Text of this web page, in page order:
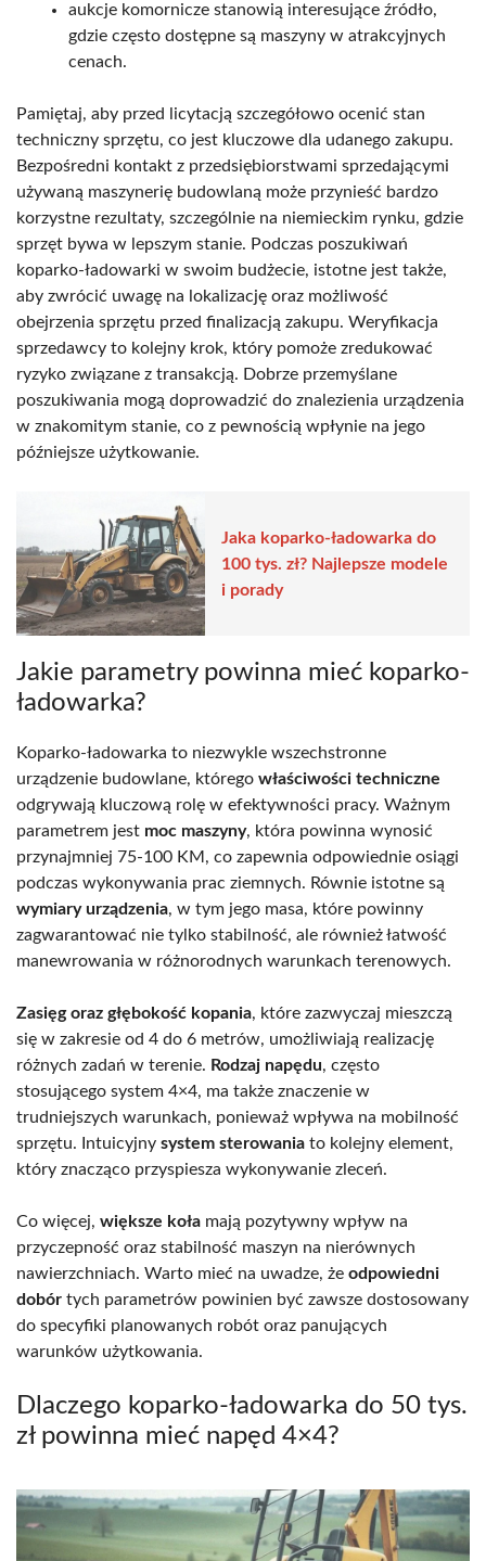
aukcje komornicze stanowią interesujące źródło,
gdzie często dostępne są maszyny w atrakcyjnych
cenach.
Pamiętaj, aby przed licytacją szczegółowo ocenić stan
techniczny sprzętu, co jest kluczowe dla udanego zakupu.
Bezpośredni kontakt z przedsiębiorstwami sprzedającymi
używaną maszynerię budowlaną może przynieść bardzo
korzystne rezultaty, szczególnie na niemieckim rynku, gdzie
sprzęt bywa w lepszym stanie. Podczas poszukiwań
koparko-ładowarki w swoim budżecie, istotne jest także,
aby zwrócić uwagę na lokalizację oraz możliwość
obejrzenia sprzętu przed finalizacją zakupu. Weryfikacja
sprzedawcy to kolejny krok, który pomoże zredukować
ryzyko związane z transakcją. Dobrze przemyślane
poszukiwania mogą doprowadzić do znalezienia urządzenia
w znakomitym stanie, co z pewnością wpłynie na jego
późniejsze użytkowanie.
Jaka koparko-ładowarka do
100 tys. zł? Najlepsze modele
i porady
Jakie parametry powinna mieć koparko-
ładowarka?
Koparko-ładowarka to niezwykle wszechstronne
urządzenie budowlane, którego właściwości techniczne
odgrywają kluczową rolę w efektywności pracy. Ważnym
parametrem jest moc maszyny, która powinna wynosić
przynajmniej 75-100 KM, co zapewnia odpowiednie osiągi
podczas wykonywania prac ziemnych. Równie istotne są
wymiary urządzenia, w tym jego masa, które powinny
zagwarantować nie tylko stabilność, ale również łatwość
manewrowania w różnorodnych warunkach terenowych.
Zasięg oraz głębokość kopania, które zazwyczaj mieszczą
się w zakresie od 4 do 6 metrów, umożliwiają realizację
różnych zadań w terenie. Rodzaj napędu, często
stosującego system 4×4, ma także znaczenie w
trudniejszych warunkach, ponieważ wpływa na mobilność
sprzętu. Intuicyjny system sterowania to kolejny element,
który znacząco przyspiesza wykonywanie zleceń.
Co więcej, większe koła mają pozytywny wpływ na
przyczepność oraz stabilność maszyn na nierównych
nawierzchniach. Warto mieć na uwadze, że odpowiedni
dobór tych parametrów powinien być zawsze dostosowany
do specyfiki planowanych robót oraz panujących
warunków użytkowania.
Dlaczego koparko-ładowarka do 50 tys.
zł powinna mieć napęd 4×4?